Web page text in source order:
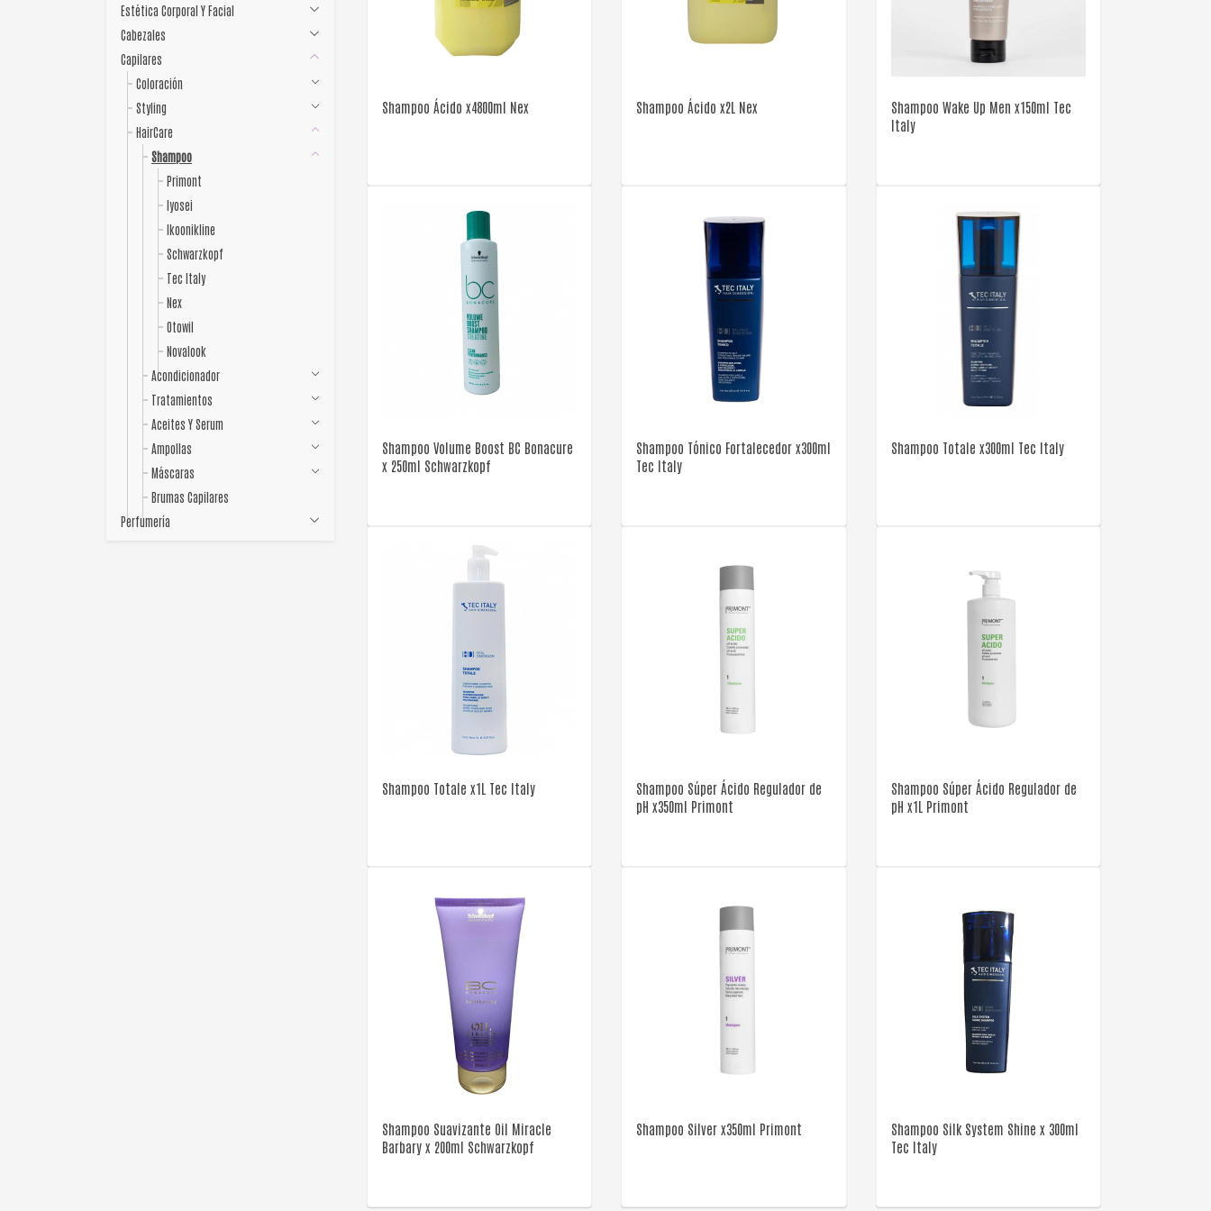
Estética Corporal Y Facial
Cabezales
Capilares
Coloración
Styling
HairCare
Shampoo
Primont
Iyosei
Ikoonikline
Schwarzkopf
Tec Italy
Nex
Otowil
Novalook
Acondicionador
Tratamientos
Aceites Y Serum
Ampollas
Máscaras
Brumas Capilares
Perfumería
Shampoo Ácido x4800ml Nex
VER DETALLE
Shampoo Ácido x2L Nex
VER DETALLE
Shampoo Wake Up Men x150ml Tec
Italy
VER DETALLE
Shampoo Volume Boost BC Bonacure
x 250ml Schwarzkopf
VER DETALLE
Shampoo Tónico Fortalecedor x300ml
Tec Italy
VER DETALLE
Shampoo Totale x300ml Tec Italy
VER DETALLE
Shampoo Totale x1L Tec Italy
Shampoo Súper Ácido Regulador de
pH x350ml Primont
VER DETALLE
Shampoo Súper Ácido Regulador de
pH x1L Primont
VER DETALLE
Shampoo Suavizante Oil Miracle
Barbary x 200ml Schwarzkopf
VER DETALLE
Shampoo Silver x350ml Primont
VER DETALLE
Shampoo Silk System Shine x 300ml
Tec Italy
VER DETALLE